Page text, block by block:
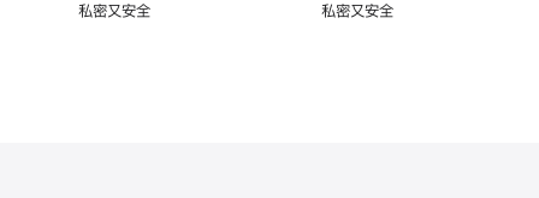
私密又安全 私密又安全